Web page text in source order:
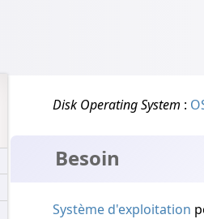
Disk Operating System :
Besoin
Système d'exploitation